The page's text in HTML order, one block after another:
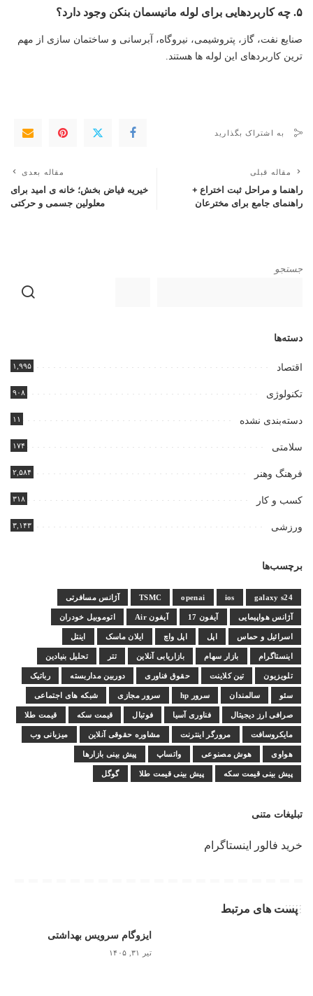
۵. چه کاربردهایی برای لوله مانیسمان بنکن وجود دارد؟
صنایع نفت، گاز، پتروشیمی، نیروگاه، آبرسانی و ساختمان سازی از مهم
ترین کاربردهای این لوله ها هستند.
به اشتراک بگذارید
مقاله قبلی
راهنما و مراحل ثبت اختراع +
راهنمای جامع برای مخترعان
مقاله بعدی
خیریه فیاض بخش؛ خانه ی امید برای
معلولین جسمی و حرکتی
جستجو
دسته‌ها
اقتصاد ۱,۹۹۵
تکنولوژی ۹۰۸
دسته‌بندی نشده ۱۱
سلامتی ۱۷۴
فرهنگ وهنر ۲,۵۸۴
کسب و کار ۳۱۸
ورزشی ۳,۱۴۳
برچسب‌ها
galaxy s24
ios
openai
TSMC آژانس مسافرتی
آژانس هواپیمایی آیفون 17 آیفون Air اتوموبیل خودران
اسرائیل و حماس اپل اپل واچ ایلان ماسک اینتل
اینستاگرام بازار سهام بازاریابی آنلاین تتر تحلیل بنیادین
تلویزیون تین کلاینت حقوق فناوری دوربین مداربسته رباتیک
سئو سالمندان سرور hp سرور مجازی شبکه های اجتماعی
صرافی ارز دیجیتال فناوری آسیا فوتبال قیمت سکه قیمت طلا
مایکروسافت مرورگر اینترنت مشاوره حقوقی آنلاین میزبانی وب
هواوی هوش مصنوعی واتساپ پیش بینی بازارها
پیش بینی قیمت سکه پیش بینی قیمت طلا گوگل
تبلیغات متنی
خرید فالور اینستاگرام
پست های مرتبط
ایزوگام سرویس بهداشتی
تیر ۳۱, ۱۴۰۵